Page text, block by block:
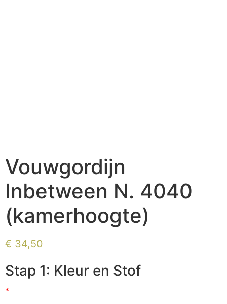
Vouwgordijn
Inbetween N. 4040
(kamerhoogte)
€ 34,50
Stap 1: Kleur en Stof
*